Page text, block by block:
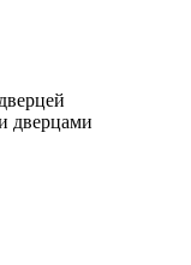
дверцами